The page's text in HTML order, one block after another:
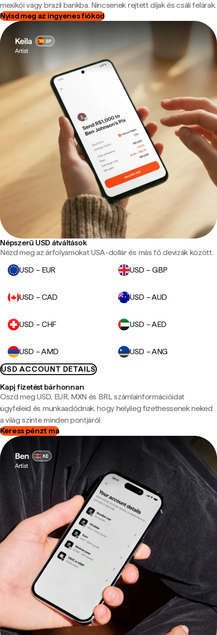
mexikói vagy brazil bankba. Nincsenek rejtett díjak és csáli felárak.
Nyisd meg az ingyenes fiókod
Népszerű USD átváltások
Nézd meg az árfolyamokat USA-dollár és más fő devizák között.
USD – EUR
USD – GBP
USD – CAD USD – AUD
USD – CHF USD – AED
USD – AMD
USD – ANG
USD ACCOUNT DETAILS
Kapj fizetést bárhonnan
Oszd meg USD, EUR, MXN és BRL számlainformációidat
ügyfeleid és munkaadódnak, hogy helyileg fizethessenek neked
a világ szinte minden pontjáról.
Keress pénzt ma